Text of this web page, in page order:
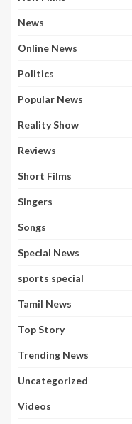
News
Online News
Politics
Popular News
Reality Show
Reviews
Short Films
Singers
Songs
Special News
sports special
Tamil News
Top Story
Trending News
Uncategorized
Videos